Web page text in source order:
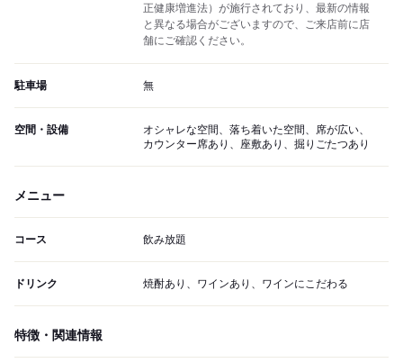
正健康増進法）が施行されており、最新の情報
と異なる場合がございますので、ご来店前に店
舗にご確認ください。
駐車場 無
空間・設備
オシャレな空間、落ち着いた空間、席が広い、
カウンター席あり、座敷あり、掘りごたつあり
メニュー
コース 飲み放題
ドリンク 焼酎あり、ワインあり、ワインにこだわる
特徴・関連情報